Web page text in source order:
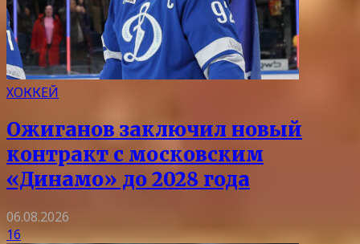
ХОККЕЙ
Ожиганов заключил новый
контракт с московским
«Динамо» до 2028 года
06.08.2026
16